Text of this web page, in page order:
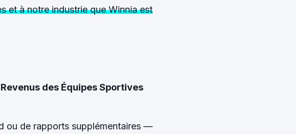
et à notre industrie que Winnia est
des Équipes Sportives
ou de rapports supplémentaires —